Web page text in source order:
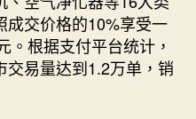
成交价格的10%享受一
。根据支付平台统计，
易量达到1.2万单，销